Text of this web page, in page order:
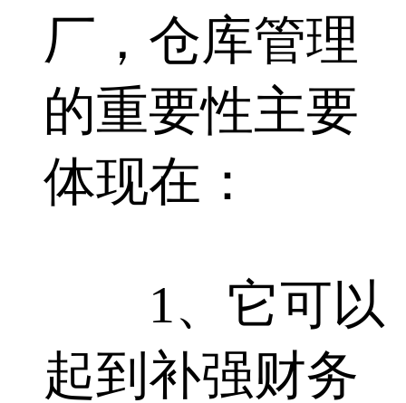
厂，仓库管理
的重要性主要
体现在：
1、它可以
起到补强财务